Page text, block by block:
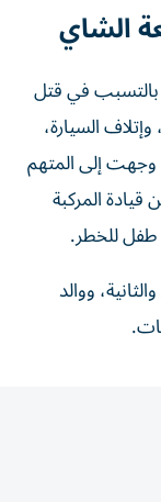
الشاي
بالتسبب في قتل
السيارة،
وجهت إلى المتهم
قيادة المركبة
للخطر.
ووالد